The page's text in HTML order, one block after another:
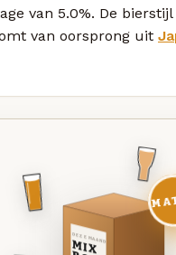
van 5.0%. De bierstijl
van oorsprong uit
DEZE MAAND
MIX